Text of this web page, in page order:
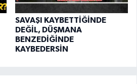
SAVAŞI KAYBETTİĞİNDE
DEĞİL, DÜŞMANA
BENZEDİĞİNDE
KAYBEDERSİN